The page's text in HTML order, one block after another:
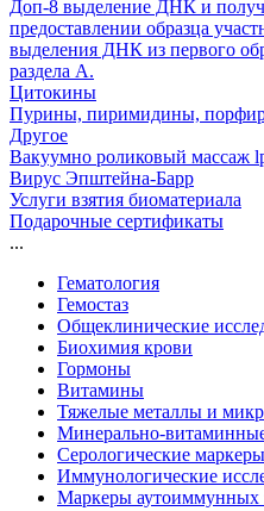
Доп-8 выделение ДНК и
предоставлении образца
выделения ДНК из первого
раздела А.
Цитокины
Пурины, пиримидины,
Другое
Вакуумно роликовый массаж
Вирус Эпштейна-Барр
Услуги взятия биоматериала
Подарочные сертификаты
...
Гематология
Гемостаз
Общеклинические
Биохимия крови
Гормоны
Витамины
Тяжелые металлы и
Минерально-
Серологические
Иммунологические
Маркеры аутоиммунных